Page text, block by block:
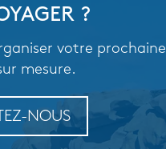
?
votre prochaine
mesure.
NOUS